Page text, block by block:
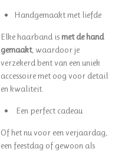
Handgemaakt met liefde
Elke haarband is met de hand
gemaakt, waardoor je
verzekerd bent van een uniek
accessoire met oog voor detail
en kwaliteit.
Een perfect cadeau
Of het nu voor een verjaardag,
een feestdag of gewoon als